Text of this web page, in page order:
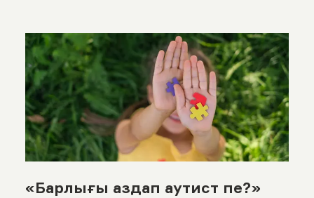
«Барлығы аздап аутист пе?»